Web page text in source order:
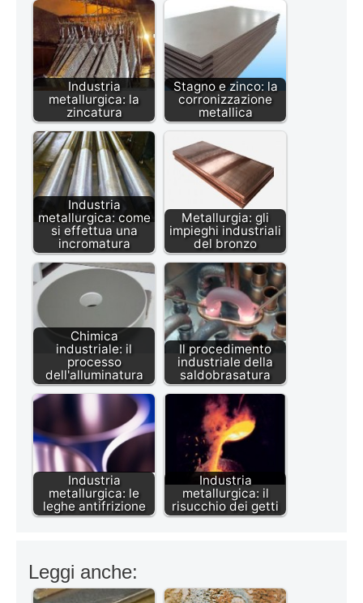
Industria
metallurgica: la
zincatura
Stagno e zinco: la
corronizzazione
metallica
Industria
metallurgica: come
si effettua una
incromatura
Metallurgia: gli
impieghi industriali
del bronzo
Chimica
industriale: il
processo
dell'alluminatura
Il procedimento
industriale della
saldobrasatura
Industria
metallurgica: le
leghe antifrizione
Industria
metallurgica: il
risucchio dei getti
Leggi anche: